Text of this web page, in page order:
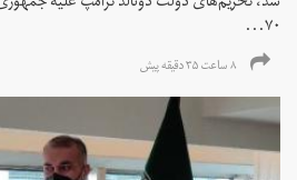
۷۰...
۸ ساعت ۳۵ دقیقه پیش